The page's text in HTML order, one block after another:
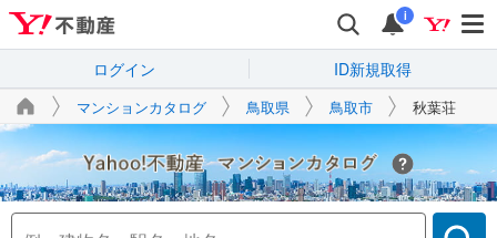
i
ログイン ID新規取得
マンションカタログ 鳥取県 鳥取市 秋葉荘
Yahoo!不動産